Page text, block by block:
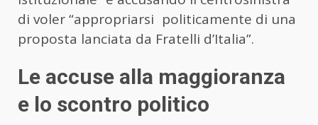
di voler “appropriarsi politicamente di una
proposta lanciata da Fratelli d’Italia”.
Le accuse alla maggioranza
e lo scontro politico